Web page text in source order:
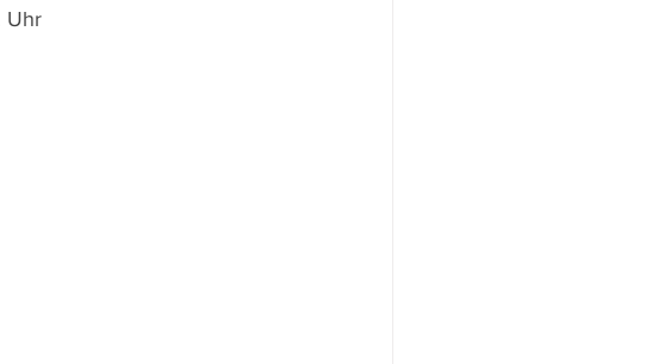
Uhr